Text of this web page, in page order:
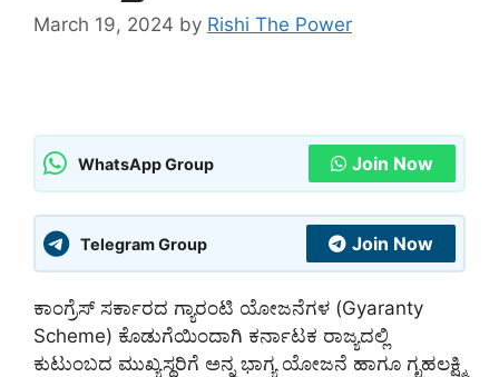
March 19, 2024 by Rishi The Power
WhatsApp Group Join Now
Telegram Group Join Now
ಕಾಂಗ್ರೆಸ್ ಸರ್ಕಾರದ ಗ್ಯಾರಂಟಿ ಯೋಜನೆಗಳ (Gyaranty
Scheme) ಕೊಡುಗೆಯಿಂದಾಗಿ ಕರ್ನಾಟಕ ರಾಜ್ಯದಲ್ಲಿ
ಕುಟುಂಬದ ಮುಖ್ಯಸ್ಥರಿಗೆ ಅನ್ನ ಭಾಗ್ಯ ಯೋಜನೆ ಹಾಗೂ ಗೃಹಲಕ್ಷ್ಮಿ